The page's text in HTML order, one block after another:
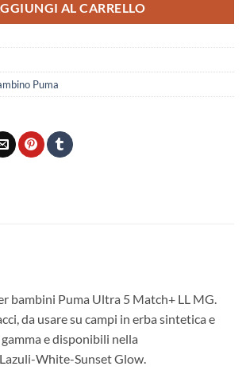
AL CARRELLO
Puma
bambini Puma Ultra 5 Match+ LL MG.
da usare su campi in erba sintetica e
e disponibili nella
White-Sunset Glow.